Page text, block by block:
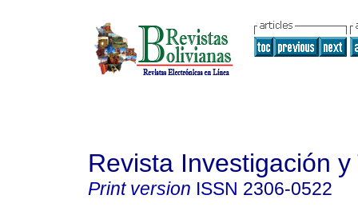
Revista Investigación
Print version ISSN 2306-0522